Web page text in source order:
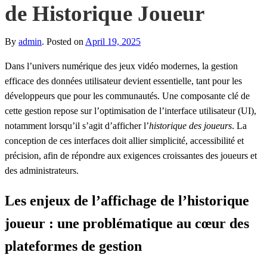
de Historique Joueur
By admin. Posted on April 19, 2025
Dans l’univers numérique des jeux vidéo modernes, la gestion
efficace des données utilisateur devient essentielle, tant pour les
développeurs que pour les communautés. Une composante clé de
cette gestion repose sur l’optimisation de l’interface utilisateur(UI),
notamment lorsqu’il s’agit d’afficher l’historique des joueurs. La
conception de ces interfaces doit allier simplicité, accessibilité et
précision, afin de répondre aux exigences croissantes des joueurs et
des administrateurs.
Les enjeux de l’affichage de l’historique
joueur : une problématique au cœur des
plateformes de gestion